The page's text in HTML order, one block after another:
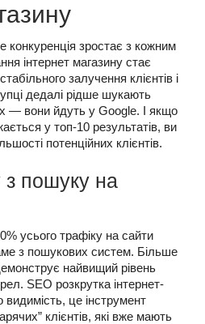
конкуренція зростає з кожним
інтернет магазину стає
залучення клієнтів і
дедалі рідше шукають
— вони йдуть у Google. І якщо
у топ-10 результатів, ви
потенційних клієнтів.
з пошуку на
усього трафіку на сайти
з пошукових систем. Більше
найвищий рівень
SEO розкрутка інтернет-
це інструмент
клієнтів, які вже мають